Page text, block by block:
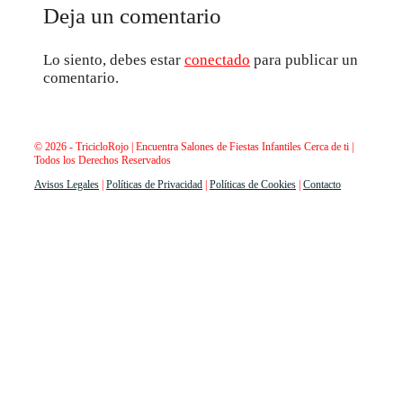
Deja un comentario
Lo siento, debes estar conectado para publicar un
comentario.
© 2026 - TricicloRojo | Encuentra Salones de Fiestas Infantiles Cerca de ti |
Todos los Derechos Reservados
Avisos Legales Políticas de Privacidad Políticas de Cookies Contacto